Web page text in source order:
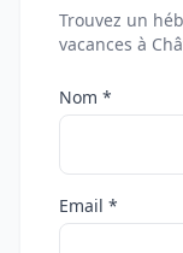
Trouvez un
vacances à
Nom *
Email *